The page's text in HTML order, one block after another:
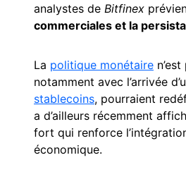
analystes de Bitfinex
commerciales et la
La politique monétaire
notamment avec l’arrivée
stablecoins, pourraient
a d’ailleurs récemment
fort qui renforce
économique.